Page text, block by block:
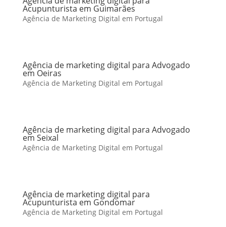
Acupunturista em Guimarães
Agência de Marketing Digital em Portugal
Agência de marketing digital para Advogado
em Oeiras
Agência de Marketing Digital em Portugal
Agência de marketing digital para Advogado
em Seixal
Agência de Marketing Digital em Portugal
Agência de marketing digital para
Acupunturista em Gondomar
Agência de Marketing Digital em Portugal